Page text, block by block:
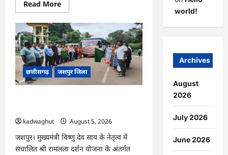
Read MoreRead
more
CG
:
अनवर
ढेबर
को
जमानत,
छत्तीसगढ़
से
रहने
साथ
…
छत्तीसगढ़ जशपुर जिला
kadwaghut
August 5, 2026
जशपुर। मुख्यमंत्री विष्णु देव साय के नेतृत्व में
संचालित श्री रामलला दर्शन योजना के अंतर्गत
world!
Archives
August
2026
July 2026
June 2026